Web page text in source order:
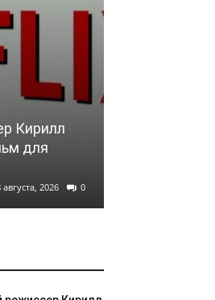
Кирилл
для
августа, 2026 0